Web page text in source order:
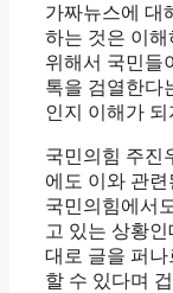
가짜뉴스에 대
하는 것은 이해
위해서 국민들
톡을 검열한다
인지 이해가
국민의힘 주진
에도 이와 관
국민의힘에서
고 있는 상황
대로 글을 퍼
할 수 있다며